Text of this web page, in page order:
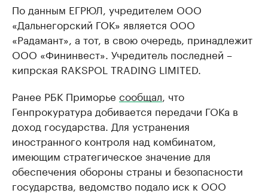
По данным ЕГРЮЛ, учредителем ООО
«Дальнегорский ГОК» является ООО
«Радамант», а тот, в свою очередь, принадлежит
ООО «Фининвест». Учредитель последней –
кипрская RAKSPOL TRADING LIMITED.
Ранее РБК Приморье сообщал , что
Генпрокуратура добивается передачи ГОКа в
доход государства. Для устранения
иностранного контроля над комбинатом,
имеющим стратегическое значение для
обеспечения обороны страны и безопасности
государства, ведомство подало иск к ООО